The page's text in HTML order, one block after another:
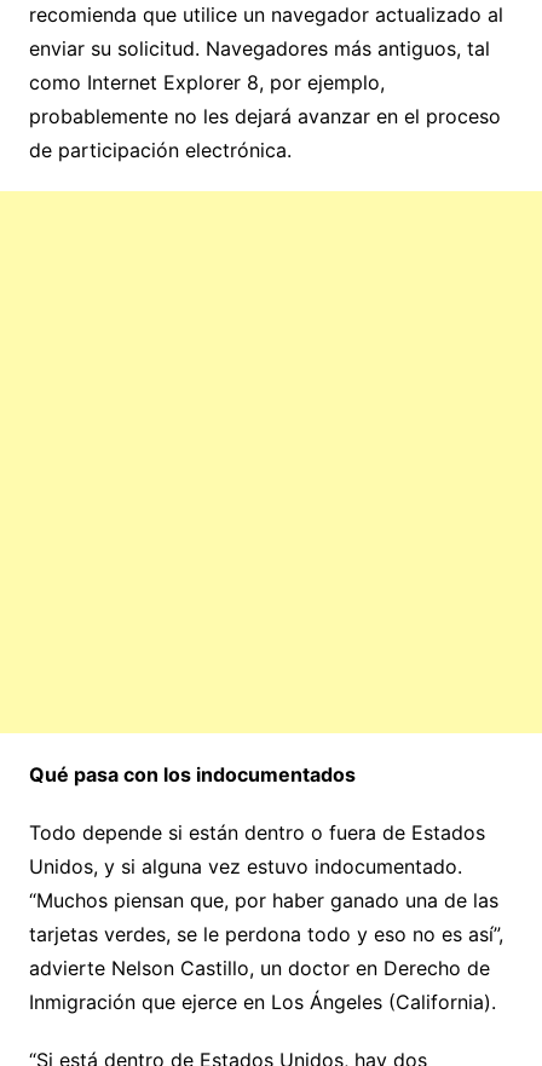
recomienda que utilice un navegador actualizado al
enviar su solicitud. Navegadores más antiguos, tal
como Internet Explorer 8, por ejemplo,
probablemente no les dejará avanzar en el proceso
de participación electrónica.
Qué pasa con los indocumentados
Todo depende si están dentro o fuera de Estados
Unidos, y si alguna vez estuvo indocumentado.
“Muchos piensan que, por haber ganado una de las
tarjetas verdes, se le perdona todo y eso no es así”,
advierte Nelson Castillo, un doctor en Derecho de
Inmigración que ejerce en Los Ángeles (California).
“Si está dentro de Estados Unidos, hay dos